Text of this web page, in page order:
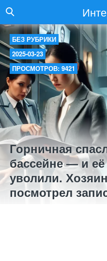
БЕЗ РУБРИКИ
2025-03-23
ПРОСМОТРОВ: 9421
Горничная
бассейне — и её
уволили.
посмотрел